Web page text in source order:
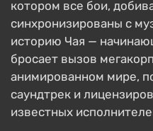
котором все бои,
синхронизированы с
историю Чая —
бросает вызов
анимированном мире,
саундтрек и
известных